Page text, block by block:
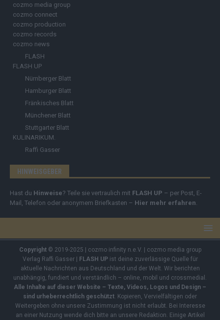
cozmo media group
cozmo connect
cozmo production
cozmo records
cozmo news
FLASH
FLASH UP
Nürnberger Blatt
Hamburger Blatt
Fränkisches Blatt
Münchener Blatt
Stuttgarter Blatt
KULINARIKUM.
Raffi Gasser
HINWEISGEBER
Hast du Hinweise? Teile sie vertraulich mit FLASH UP – per Post, E-
Mail, Telefon oder anonymem Briefkasten – Hier mehr erfahren
Copyright© 2019-2025 | cozmo infinity n.e.V. | cozmo media group
Verlag Raffi Gasser | FLASH UPist deine zuverlässige Quelle für
aktuelle Nachrichten aus Deutschland und der Welt. Wir berichten
unabhängig, fundiert und verständlich – online, mobil und crossmedial.
Alle Inhalte auf dieser Website – Texte, Videos, Logos und Design –
sind urheberrechtlich geschützt. Kopieren, Vervielfältigen oder
Weitergeben ohne unsere Zustimmung ist nicht erlaubt. Bei Interesse
an einer Nutzung wende dich bitte an unsere Redaktion. Einige Artikel